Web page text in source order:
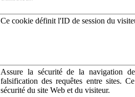
Ce cookie définit l'ID de session du
Assure la sécurité de la navigation
falsification des requêtes entre sites.
sécurité du site Web et du visiteur.